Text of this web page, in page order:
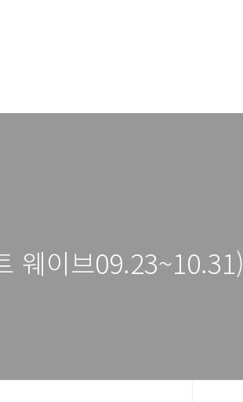
웨이브09.23~10.31)